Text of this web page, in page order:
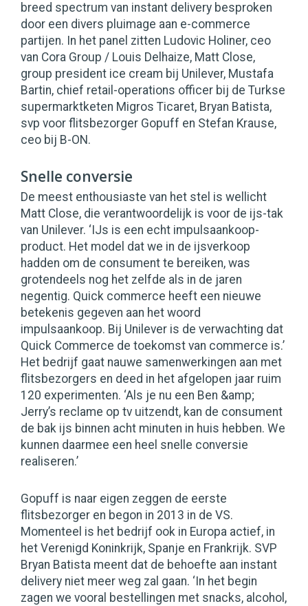
breed spectrum van instant delivery besproken
door een divers pluimage aan e-commerce
partijen. In het panel zitten Ludovic Holiner, ceo
van Cora Group / Louis Delhaize, Matt Close,
group president ice cream bij Unilever, Mustafa
Bartin, chief retail-operations officer bij de Turkse
supermarktketen Migros Ticaret, Bryan Batista,
svp voor flitsbezorger Gopuff en Stefan Krause,
ceo bij B-ON.
Snelle conversie
De meest enthousiaste van het stel is wellicht
Matt Close, die verantwoordelijk is voor de ijs-tak
van Unilever. ‘IJs is een echt impulsaankoop-
product. Het model dat we in de ijsverkoop
hadden om de consument te bereiken, was
grotendeels nog het zelfde als in de jaren
negentig. Quick commerce heeft een nieuwe
betekenis gegeven aan het woord
impulsaankoop. Bij Unilever is de verwachting dat
Quick Commerce de toekomst van commerce is.’
Het bedrijf gaat nauwe samenwerkingen aan met
flitsbezorgers en deed in het afgelopen jaar ruim
120 experimenten. ‘Als je nu een Ben &amp;
Jerry’s reclame op tv uitzendt, kan de consument
de bak ijs binnen acht minuten in huis hebben. We
kunnen daarmee een heel snelle conversie
realiseren.’
Gopuff is naar eigen zeggen de eerste
flitsbezorger en begon in 2013 in de VS.
Momenteel is het bedrijf ook in Europa actief, in
het Verenigd Koninkrijk, Spanje en Frankrijk. SVP
Bryan Batista meent dat de behoefte aan instant
delivery niet meer weg zal gaan. ‘In het begin
zagen we vooral bestellingen met snacks, alcohol,